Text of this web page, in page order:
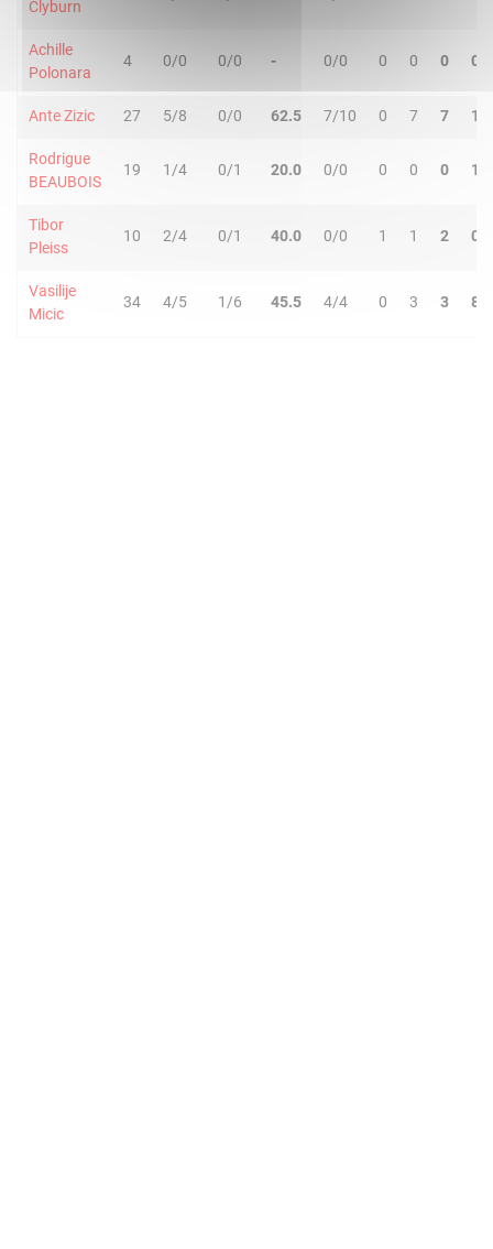
Clyburn
Achille
Polonara
4 0/0 0/0 - 0/0 0 0 0 0
Ante Zizic 27 5/8 0/0 62.5 7/10 0 7 7 1
Rodrigue
BEAUBOIS
19 1/4 0/1 20.0 0/0 0 0 0 1
Tibor
Pleiss
10 2/4 0/1 40.0 0/0 1 1 2 0
Vasilije
Micic
34 4/5 1/6 45.5 4/4 0 3 3 8